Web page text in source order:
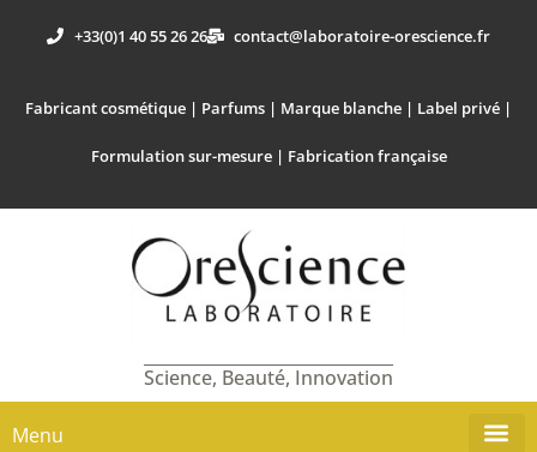
+33(0)1 40 55 26 26 contact@laboratoire-orescience.fr
Fabricant cosmétique | Parfums | Marque blanche | Label privé |
Formulation sur-mesure | Fabrication française
Science, Beauté, Innovation
Menu